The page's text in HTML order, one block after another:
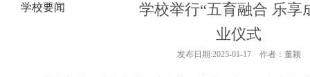
学校要闻
学校举行“五育融合 乐享
业仪式
发布日期:2025-01-17 作者：董颖